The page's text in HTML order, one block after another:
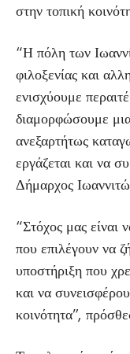
στην τοπική
“Η πόλη των
φιλοξενίας και
ενισχύουμε
διαμορφώσουμε
ανεξαρτήτως
εργάζεται και να
Δήμαρχος
“Στόχος μας είναι
που επιλέγουν να
υποστήριξη που
και να
κοινότητα”,